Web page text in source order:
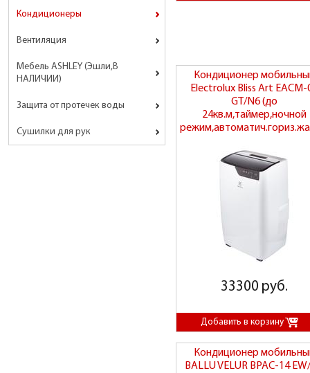
Кондиционеры
Вентиляция
Мебель ASHLEY (Эшли,В
НАЛИЧИИ)
Защита от протечек воды
Сушилки для рук
Кондиционер
Electrolux Bliss Art EACM-
GT/N6 (до
24кв.м,таймер,ночной
33300 руб.
Кондиционер
BALLU VELUR BPAC-14